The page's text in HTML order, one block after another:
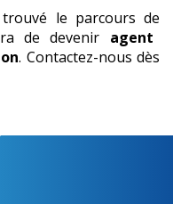
le parcours de
de devenir agent
. Contactez-nous dès